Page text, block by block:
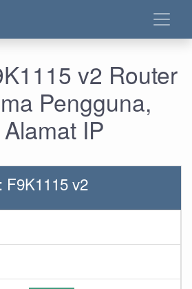
v2 Router
Pengguna,
IP
F9K1115 v2